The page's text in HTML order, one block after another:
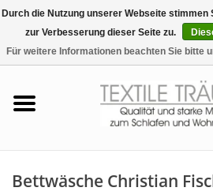
Bettwäsche Christian
Durch die Nutzung unserer Webseite stimmen
zur Verbesserung dieser Seite zu.
Für weitere Informationen beachten Sie bitte